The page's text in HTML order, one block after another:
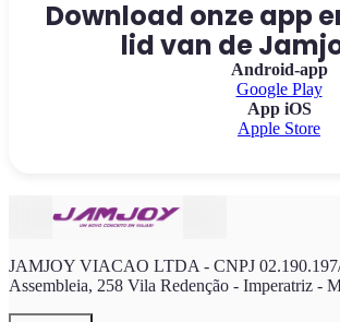
Download onze app
lid van de
Android-app
Google Play
App iOS
Apple Store
JAMJOY VIACAO LTDA - CNPJ
Assembleia, 258 Vila Redenção - Imperatriz -